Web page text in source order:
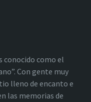
conocido como el
Con gente muy
lleno de encanto e
las memorias de